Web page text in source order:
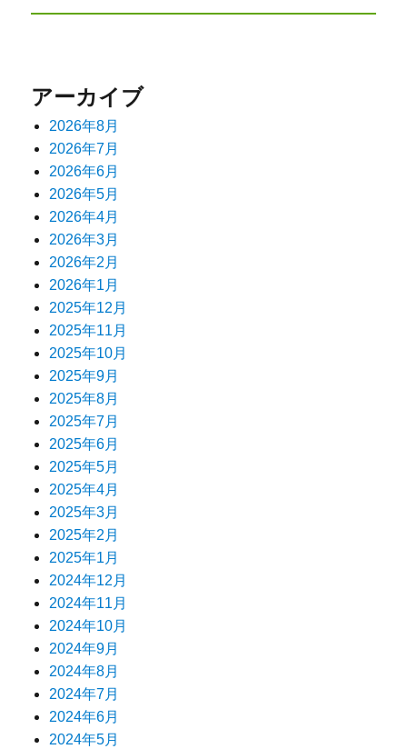
シ
ン
アーカイブ
2026年8月
2026年7月
2026年6月
2026年5月
2026年4月
2026年3月
2026年2月
2026年1月
2025年12月
2025年11月
2025年10月
2025年9月
2025年8月
2025年7月
2025年6月
2025年5月
2025年4月
2025年3月
2025年2月
2025年1月
2024年12月
2024年11月
2024年10月
2024年9月
2024年8月
2024年7月
2024年6月
2024年5月